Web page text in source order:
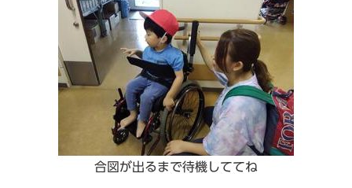
合図が出るまで待機しててね